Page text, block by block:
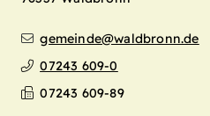
gemeinde@waldbronn.de
07243 609-0
07243 609-89